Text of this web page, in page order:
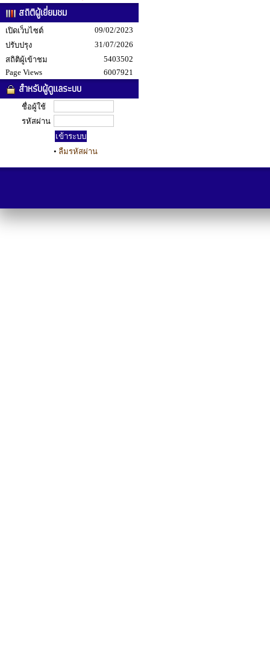
สถิติผู้เยี่ยมชม
เปิดเว็บไซต์
09/02/2023
ปรับปรุง
31/07/2026
สถิติผู้เข้าชม
5403502
Page Views
6007921
สำหรับผู้ดูแลระบบ
ชื่อผู้ใช้
รหัสผ่าน
• ลืมรหัสผ่าน